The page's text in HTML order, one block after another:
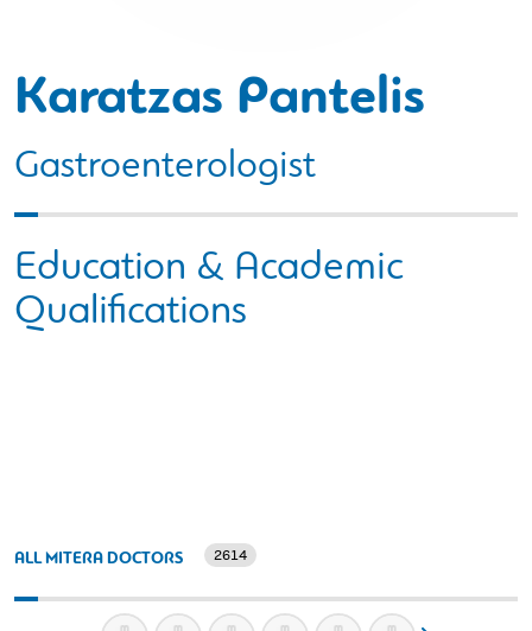
Karatzas Pantelis
Gastroenterologist
Education & Academic
Qualifications
ALL MITERA DOCTORS 2614